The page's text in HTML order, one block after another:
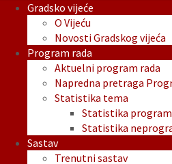
Gradsko vijeće
O Vijeću
Novosti Gradskog vijeća
Program rada
Aktuelni program rada
Napredna pretraga
Statistika tema
Statistika
Statistika
Sastav
Trenutni sastav